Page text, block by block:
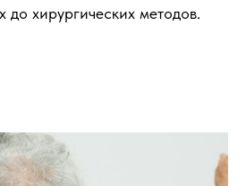
до хирургических методов.